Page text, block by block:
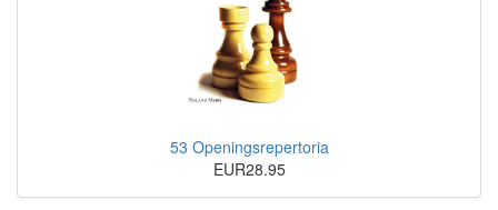
53 Openingsrepertoria
EUR28.95